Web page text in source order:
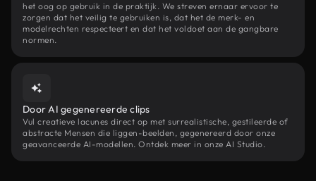
het oog op gebruik in de praktijk. We streven ernaar ervoor te
zorgen dat het veilig te gebruiken is, dat het de merk- en
modelrechten respecteert en dat het voldoet aan de gangbare
normen.
Door AI gegenereerde clips
Vul creatieve lacunes direct op met surrealistische, gestileerde of
abstracte Mensen die liggen-beelden, gegenereerd door onze
geavanceerde AI-modellen. Ontdek meer in onze AI Studio.